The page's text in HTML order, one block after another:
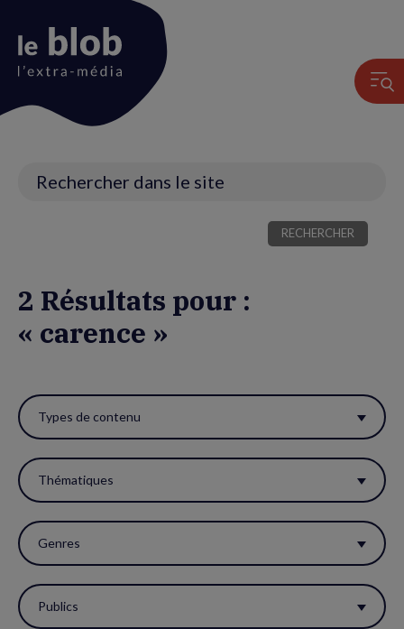
2 Résultats pour :
« carence »
ces
filtres
pour
réactualiser
la
page.
Types de contenu
Thématiques
Genres
Publics